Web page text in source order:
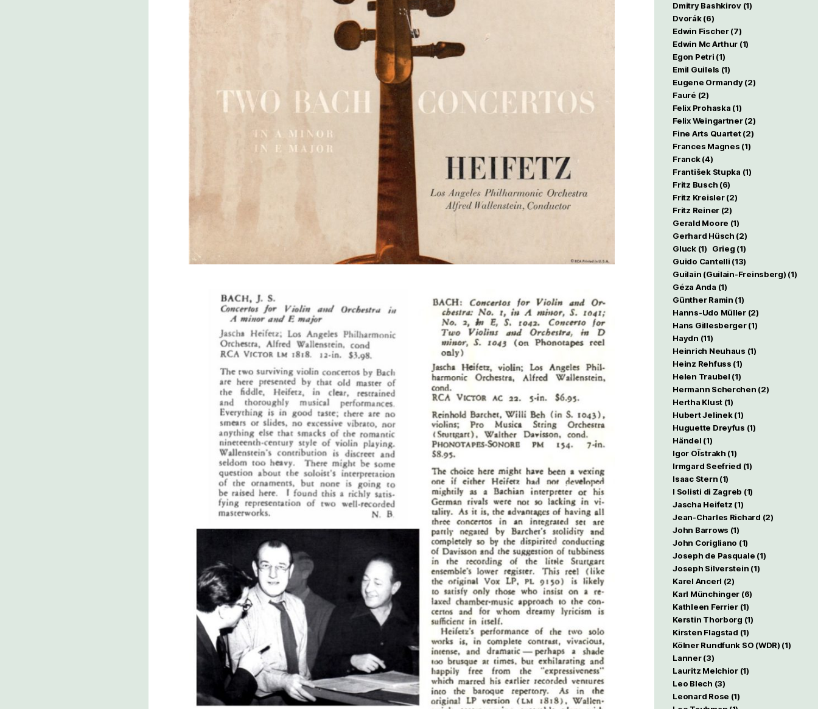
Dmitry Bashkirov(1)
Dvorák(6)
Edwin Fischer(7)
Edwin Mc Arthur (1)
Egon Petri (1)
Emil Guilels (1)
Eugene Ormandy(2)
Fauré (2)
Felix Prohaska (1)
Felix Weingartner(2)
Fine Arts Quartet(2)
Frances Magnes (1)
Franck(4)
František Stupka (1)
Fritz Busch (6)
Fritz Kreisler(2)
Fritz Reiner(2)
Gerald Moore (1)
Gerhard Hüsch (2)
Gluck(1) Grieg (1)
Guido Cantelli (13)
Guilain (Guilain-Freinsberg) (1)
Géza Anda (1)
Günther Ramin (1)
Hanns-Udo Müller(2)
Hans Gillesberger(1)
Haydn (11)
Heinrich Neuhaus (1)
Heinz Rehfuss (1)
Helen Traubel (1)
Hermann Scherchen (2)
Hertha Klust(1)
Hubert Jelinek(1)
Huguette Dreyfus (1)
Händel (1)
Igor OÏstrakh (1)
Irmgard Seefried (1)
Isaac Stern (1)
I Solisti di Zagreb (1)
Jascha Heifetz (1)
Jean-Charles Richard (2)
John Barrows (1)
John Corigliano (1)
Joseph de Pasquale (1)
Joseph Silverstein (1)
Karel Ancerl (2)
Karl Münchinger (6)
Kathleen Ferrier(1)
Kerstin Thorborg (1)
Kirsten Flagstad (1)
Kölner Rundfunk SO (WDR) (1)
Lanner(3)
Lauritz Melchior(1)
Leo Blech (3)
Leonard Rose (1)